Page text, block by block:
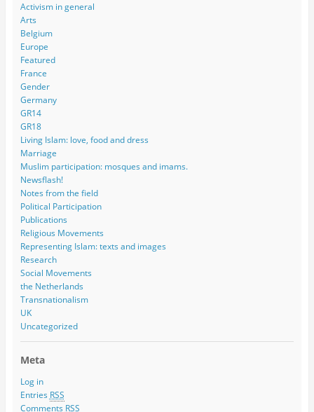
Activism in general
Arts
Belgium
Europe
Featured
France
Gender
Germany
GR14
GR18
Living Islam: love, food and dress
Marriage
Muslim participation: mosques and imams.
Newsflash!
Notes from the field
Political Participation
Publications
Religious Movements
Representing Islam: texts and images
Research
Social Movements
the Netherlands
Transnationalism
UK
Uncategorized
Meta
Log in
Entries RSS
Comments RSS